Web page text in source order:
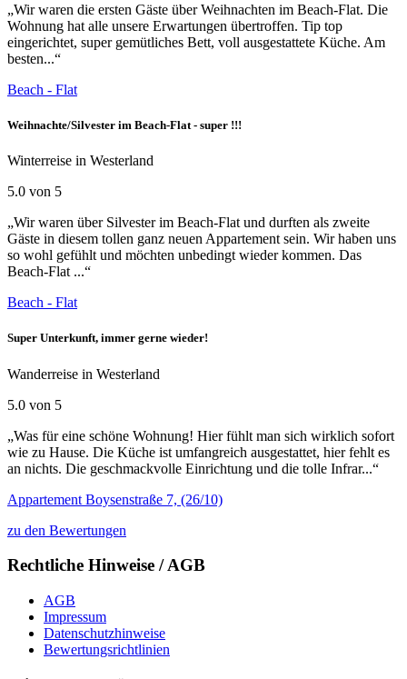
„Wir waren die ersten Gäste über Weihnachten im Beach-Flat. Die
Wohnung hat alle unsere Erwartungen übertroffen. Tip top
eingerichtet, super gemütliches Bett, voll ausgestattete Küche. Am
besten...“
Beach - Flat
Weihnachte/Silvester im Beach-Flat - super !!!
Winterreise in Westerland
5.0 von 5
„Wir waren über Silvester im Beach-Flat und durften als zweite
Gäste in diesem tollen ganz neuen Appartement sein. Wir haben uns
so wohl gefühlt und möchten unbedingt wieder kommen. Das
Beach-Flat ...“
Beach - Flat
Super Unterkunft, immer gerne wieder!
Wanderreise in Westerland
5.0 von 5
„Was für eine schöne Wohnung! Hier fühlt man sich wirklich sofort
wie zu Hause. Die Küche ist umfangreich ausgestattet, hier fehlt es
an nichts. Die geschmackvolle Einrichtung und die tolle Infrar...“
Appartement Boysenstraße 7, (26/10)
zu den Bewertungen
Rechtliche Hinweise / AGB
AGB
Impressum
Datenschutzhinweise
Bewertungsrichtlinien